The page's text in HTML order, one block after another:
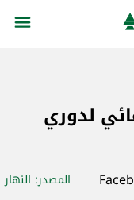
لدوري
المصدر: النهار